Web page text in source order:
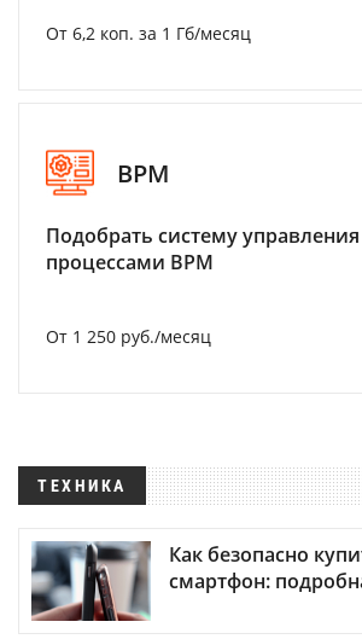
От 6,2 коп. за 1 Гб/месяц
BPM
Подобрать систему
процессами BPM
От 1 250 руб./месяц
ТЕХНИКА
Как безопасно
смартфон: